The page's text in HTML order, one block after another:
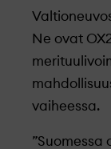
Ne ovat
vaiheessa.